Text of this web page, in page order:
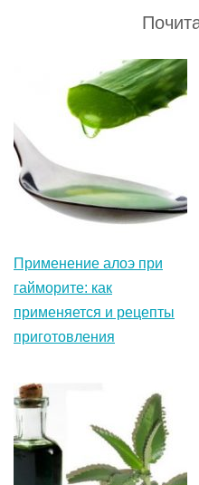
Применение алоэ при
гайморите: как
применяется и рецепты
приготовления